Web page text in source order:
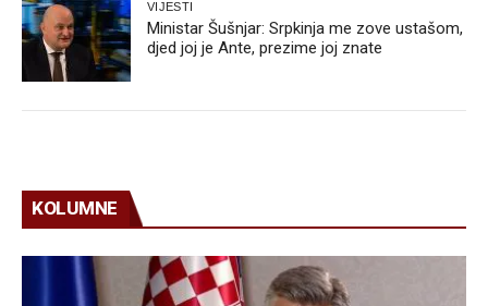
VIJESTI
Ministar Šušnjar: Srpkinja me zove ustašom,
djed joj je Ante, prezime joj znate
KOLUMNE